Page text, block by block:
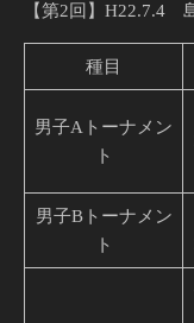
【第2回】H22.7.4
種目
男子Aトーナメン
ト
男子Bトーナメン
ト